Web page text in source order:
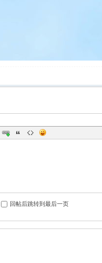
回帖后跳转到最后一页